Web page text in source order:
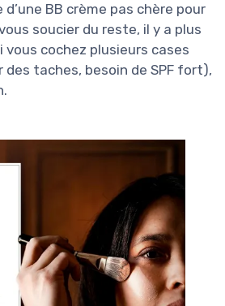
BB crème pas chère pour
soucier du reste, il y a plus
vous cochez plusieurs cases
des taches, besoin de SPF fort),